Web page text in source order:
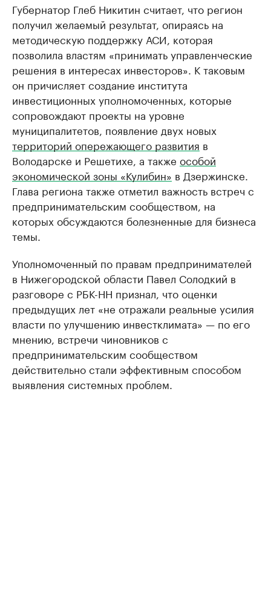
Губернатор Глеб Никитин считает, что регион
получил желаемый результат, опираясь на
методическую поддержку АСИ, которая
позволила властям «принимать управленческие
решения в интересах инвесторов». К таковым
он причисляет создание института
инвестиционных уполномоченных, которые
сопровождают проекты на уровне
муниципалитетов, появление двух новых
территорий опережающего развития в
Володарске и Решетихе, а также особой
экономической зоны «Кулибин» в Дзержинске.
Глава региона также отметил важность встреч с
предпринимательским сообществом, на
которых обсуждаются болезненные для бизнеса
темы.
Уполномоченный по правам предпринимателей
в Нижегородской области Павел Солодкий в
разговоре с РБК-НН признал, что оценки
предыдущих лет «не отражали реальные усилия
власти по улучшению инвестклимата» — по его
мнению, встречи чиновников с
предпринимательским сообществом
действительно стали эффективным способом
выявления системных проблем.